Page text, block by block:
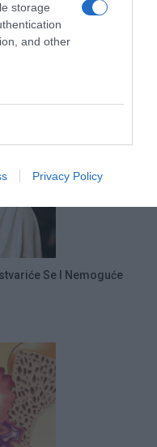
storage
and other
Privacy Policy
Se I Nemoguće